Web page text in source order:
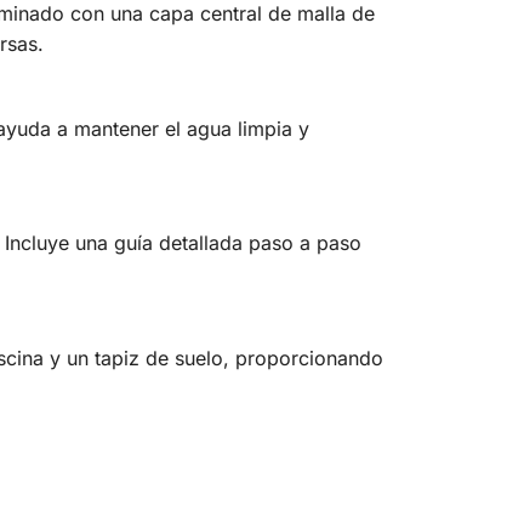
con una capa central de malla de
a mantener el agua limpia y
una guía detallada paso a paso
y un tapiz de suelo, proporcionando